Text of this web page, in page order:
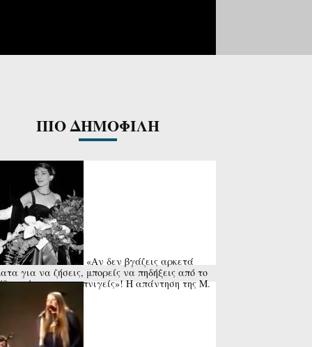
ΠΙΟ ΔΗΜΟΦΙΛΗ
«Αν δεν βγάζεις αρκετά
για να ζήσεις, μπορείς να πηδήξεις από το
ή να πας να πνιγείς»! Η απάντηση της Μ.